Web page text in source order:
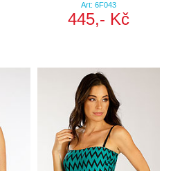
Art: 6F043
445,- Kč